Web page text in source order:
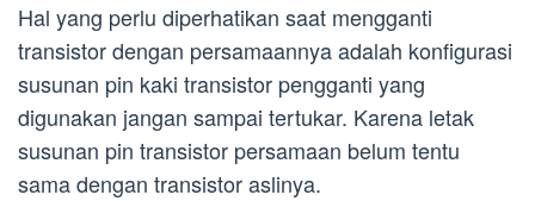
Hal yang perlu diperhatikan saat mengganti
transistor dengan persamaannya adalah konfigurasi
susunan pin kaki transistor pengganti yang
digunakan jangan sampai tertukar. Karena letak
susunan pin transistor persamaan belum tentu
sama dengan transistor aslinya.